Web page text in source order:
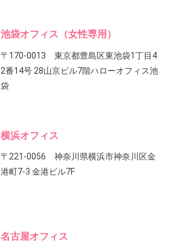
池袋オフィス（女性専用）
〒170-0013 東京都豊島区東池袋1丁目4
2番14号 28山京ビル7階ハローオフィス池
袋
横浜オフィス
〒221-0056 神奈川県横浜市神奈川区金
港町7-3 金港ビル7F
名古屋オフィス